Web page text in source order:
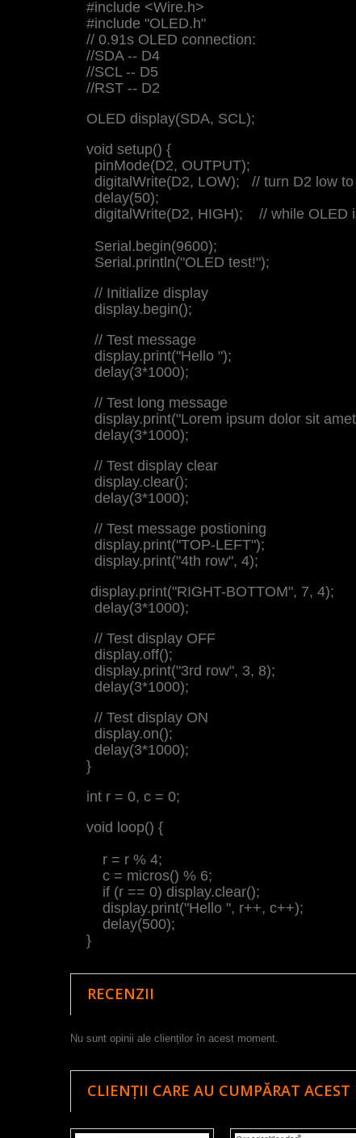
#include <Wire.h>
#include "OLED.h"
// 0.91s OLED connection:
//SDA -- D4
//SCL -- D5
//RST -- D2
OLED display(SDA, SCL);
void setup() {
pinMode(D2, OUTPUT);
digitalWrite(D2, LOW); // turn D2 low to
delay(50);
digitalWrite(D2, HIGH); // while OLED
Serial.begin(9600);
Serial.println("OLED test!");
// Initialize display
display.begin();
// Test message
display.print("Hello ");
delay(3*1000);
// Test long message
display.print("Lorem ipsum dolor sit
delay(3*1000);
// Test display clear
display.clear();
delay(3*1000);
// Test message postioning
display.print("TOP-LEFT");
display.print("4th row", 4);
display.print("RIGHT-BOTTOM", 7, 4);
delay(3*1000);
// Test display OFF
display.off();
display.print("3rd row", 3, 8);
delay(3*1000);
// Test display ON
display.on();
delay(3*1000);
}
int r = 0, c = 0;
void loop() {
r = r % 4;
c = micros() % 6;
if (r == 0) display.clear();
display.print("Hello ", r++, c++);
delay(500);
}
RECENZII
Nu sunt opinii ale clienților în acest moment.
CLIENȚII CARE AU CUMPĂRAT